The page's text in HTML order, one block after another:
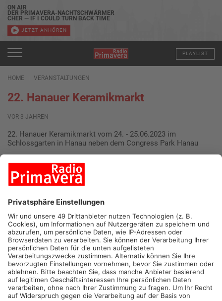
ON AIR
DER PRIMAVERA-NACHTSCHWÄRMER
CHER — IF I COULD TURN BACK TIME
JETZT ANHÖREN
PLAYLIST
HOME VERANSTALTUNGEN
22. Hanauer Keramikmarkt
VOR 3 JAHREN
22. Hanauer Keramikmarkt vom 24. - 25.06.2023 im
Schlossgarten in Hanau neben dem Congress Park Hanau
Keramiker selbst gefertigte Keramiken an, präsentieren
herausragende Werke der Keramikkunst und zeigen ihr
handwerkliches Können.
Wer auf der Suche nach dem gewissen Etwas und
zauberhaften Töpferein ist, sollte sich die Kollektionen und
Einzelstücke nicht entgehen lassen.
Am kommenden Samstag und Sonntag von jeweils 11.00-
18.00 Uhr.
Weitere Informationen erhalten Sie unter www.hanau-
erleben.de